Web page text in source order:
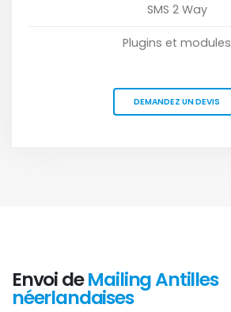
SMS 2 Way
Plugins et modules
DEMANDEZ UN DEVIS
Envoi deMailing Antilles
néerlandaises